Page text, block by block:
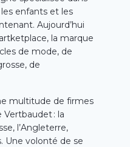
enfants et les
Aujourd’hui
la marque
de mode, de
de
multitude de firmes
: la
l’Angleterre,
. Une volonté de se